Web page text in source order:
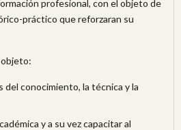
profesional, con el objeto de
práctico que reforzaran su
conocimiento, la técnica y la
y a su vez capacitar al